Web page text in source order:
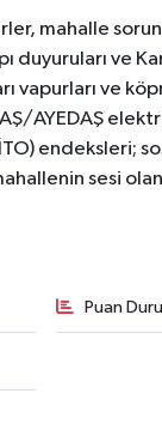
mahalle
duyuruları ve
vapurları ve
AYEDAŞ
endeksleri;
sesi olan
Puan